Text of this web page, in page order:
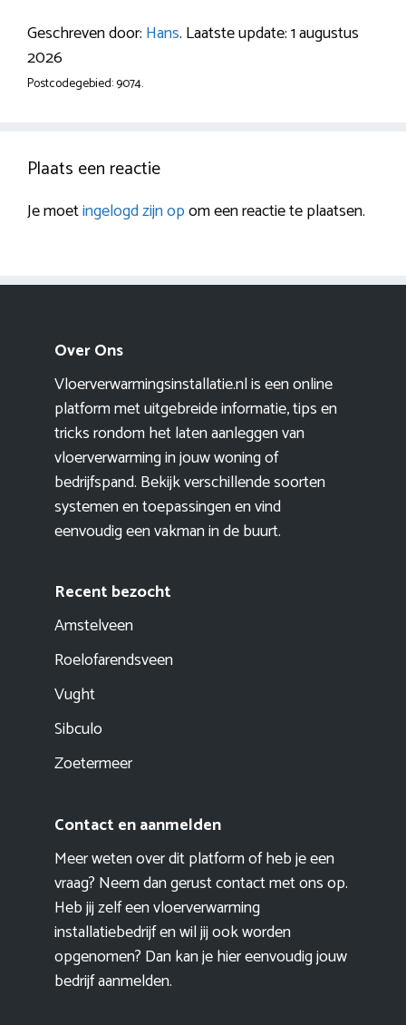
Geschreven door: Hans. Laatste update: 1 augustus
2026
Postcodegebied: 9074.
Plaats een reactie
Je moetingelogd zijn opom een reactie te plaatsen.
Over Ons
Vloerverwarmingsinstallatie.nl is een online
platform met uitgebreide informatie, tips en
tricks rondom het laten aanleggen van
vloerverwarming in jouw woning of
bedrijfspand. Bekijk verschillende soorten
systemen en toepassingen en vind
eenvoudig een vakman in de buurt.
Recent bezocht
Amstelveen
Roelofarendsveen
Vught
Sibculo
Zoetermeer
Contact en aanmelden
Meer weten over dit platform of heb je een
vraag? Neem dan gerust contact met ons op.
Heb jij zelf een vloerverwarming
installatiebedrijf en wil jij ook worden
opgenomen? Dan kan je hier eenvoudigjouw
bedrijf aanmelden.